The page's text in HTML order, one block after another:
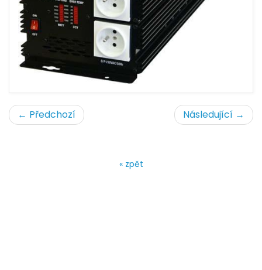
← Předchozí Následující →
« zpět